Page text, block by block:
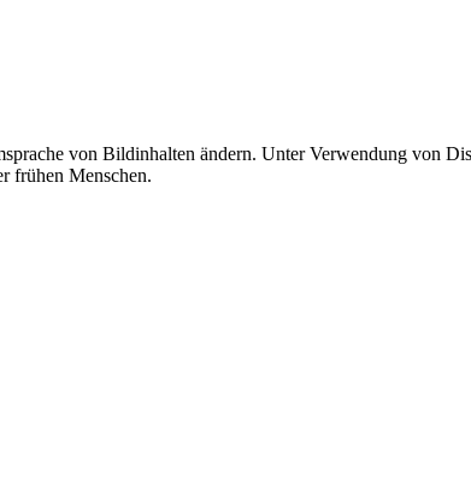
von Bildinhalten ändern. Unter Verwendung von
frühen Menschen.